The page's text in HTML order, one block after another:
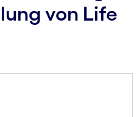
von Life